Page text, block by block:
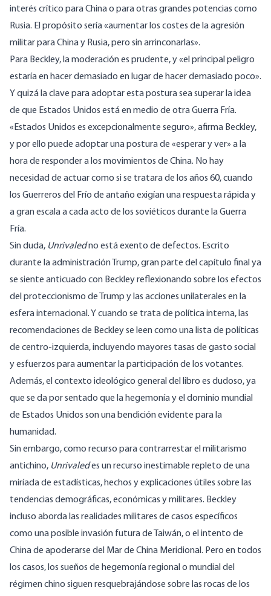
interés crítico para China o para otras grandes potencias como
Rusia. El propósito sería «aumentar los costes de la agresión
militar para China y Rusia, pero sin arrinconarlas».
Para Beckley, la moderación es prudente, y «el principal peligro
estaría en hacer demasiado en lugar de hacer demasiado poco».
Y quizá la clave para adoptar esta postura sea superar la idea
de que Estados Unidos está en medio de otra Guerra Fría.
«Estados Unidos es excepcionalmente seguro», afirma Beckley,
y por ello puede adoptar una postura de «esperar y ver» a la
hora de responder a los movimientos de China. No hay
necesidad de actuar como si se tratara de los años 60, cuando
los Guerreros del Frío de antaño exigían una respuesta rápida y
a gran escala a cada acto de los soviéticos durante la Guerra
Fría.
Sin duda, Unrivaledno está exento de defectos. Escrito
durante la administración Trump, gran parte del capítulo final ya
se siente anticuado con Beckley reflexionando sobre los efectos
del proteccionismo de Trump y las acciones unilaterales en la
esfera internacional. Y cuando se trata de política interna, las
recomendaciones de Beckley se leen como una lista de políticas
de centro-izquierda, incluyendo mayores tasas de gasto social
y esfuerzos para aumentar la participación de los votantes.
Además, el contexto ideológico general del libro es dudoso, ya
que se da por sentado que la hegemonía y el dominio mundial
de Estados Unidos son una bendición evidente para la
humanidad.
Sin embargo, como recurso para contrarrestar el militarismo
antichino, Unrivaledes un recurso inestimable repleto de una
miríada de estadísticas, hechos y explicaciones útiles sobre las
tendencias demográficas, económicas y militares. Beckley
incluso aborda las realidades militares de casos específicos
como una posible invasión futura de Taiwán, o el intento de
China de apoderarse del Mar de China Meridional. Pero en todos
los casos, los sueños de hegemonía regional o mundial del
régimen chino siguen resquebrajándose sobre las rocas de los